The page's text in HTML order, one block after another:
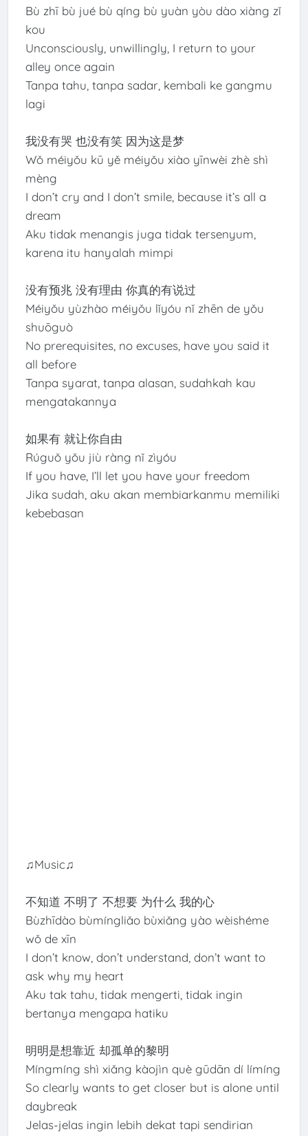
Bù zhī bù jué bù qíng bù yuàn yòu dào xiàng zǐ
kou
Unconsciously, unwillingly, I return to your
alley once again
Tanpa tahu, tanpa sadar, kembali ke gangmu
lagi
我没有哭 也没有笑 因为这是梦
Wǒ méiyǒu kū yě méiyǒu xiào yīnwèi zhè shì
mèng
I don’t cry and I don’t smile, because it’s all a
dream
Aku tidak menangis juga tidak tersenyum,
karena itu hanyalah mimpi
没有预兆 没有理由 你真的有说过
Méiyǒu yùzhào méiyǒu lǐyóu nǐ zhēn de yǒu
shuōguò
No prerequisites, no excuses, have you said it
all before
Tanpa syarat, tanpa alasan, sudahkah kau
mengatakannya
如果有 就让你自由
Rúguǒ yǒu jiù ràng nǐ zìyóu
If you have, I’ll let you have your freedom
Jika sudah, aku akan membiarkanmu memiliki
kebebasan
♫Music♫
不知道 不明了 不想要 为什么 我的心
Bùzhīdào bùmíngliǎo bùxiǎng yào wèishéme
wǒ de xīn
I don’t know, don’t understand, don’t want to
ask why my heart
Aku tak tahu, tidak mengerti, tidak ingin
bertanya mengapa hatiku
明明是想靠近 却孤单的黎明
Míngmíng shì xiǎng kàojìn què gūdān dí límíng
So clearly wants to get closer but is alone until
daybreak
Jelas-jelas ingin lebih dekat tapi sendirian